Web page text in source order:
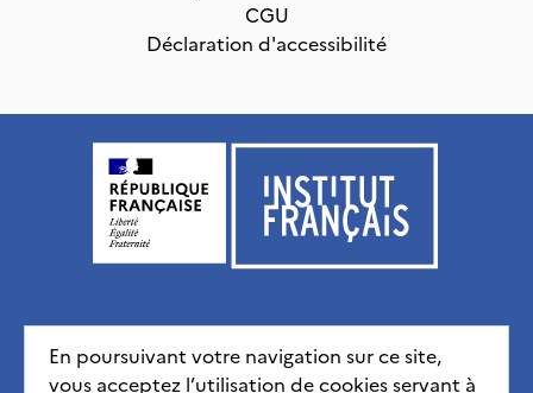
En poursuivant votre navigation sur ce site,
vous acceptez l’utilisation de cookies servant à
CGU
Déclaration d'accessibilité
Institut français, tous droits réservés 2026
Mentions légales Politique de confidentialité CGU